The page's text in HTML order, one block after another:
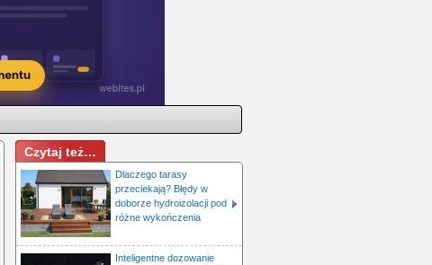
Czytaj też…
Dlaczego tarasy
przeciekają? Błędy w
doborze hydroizolacji pod
różne wykończenia
Inteligentne dozowanie